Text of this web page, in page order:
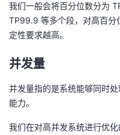
我们一般会将百分位数分为
TP99.9 等多个段，对高百分
定性要求越高。
并发量
并发量指的是系统能够同时
能力。
我们在对高并发系统进行优